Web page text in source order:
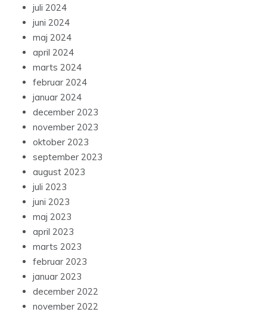
juli 2024
juni 2024
maj 2024
april 2024
marts 2024
februar 2024
januar 2024
december 2023
november 2023
oktober 2023
september 2023
august 2023
juli 2023
juni 2023
maj 2023
april 2023
marts 2023
februar 2023
januar 2023
december 2022
november 2022